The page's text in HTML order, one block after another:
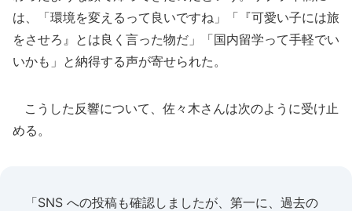
は、「環境を変えるって良いですね」「『可愛い子には旅
をさせろ』とは良く言った物だ」「国内留学って手軽でい
いかも」と納得する声が寄せられた。
こうした反響について、佐々木さんは次のように受け止
める。
「SNS への投稿も確認しましたが、第一に、過去の